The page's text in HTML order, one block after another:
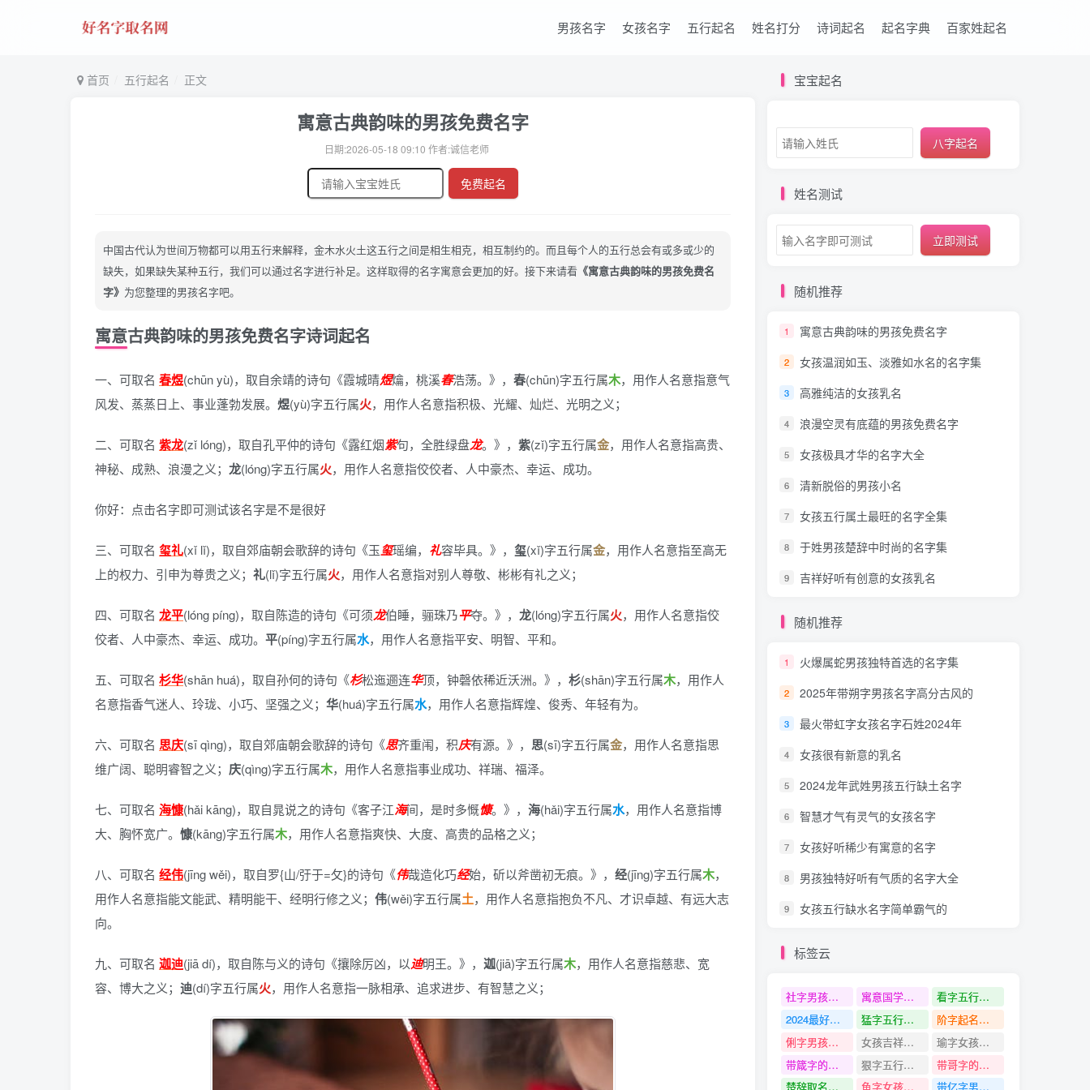
男孩名字 女孩名字 五行起名 姓名打分 诗词起名 起名字典 百家姓起名
首页 五行起名 正文
寓意古典韵味的男孩免费名字
日期:2026-05-18 09:10 作者:诚信老师
免费起名
中国古代认为世间万物都可以用五行来解释，金木水火土这五行之间是相生相克，相互制约的。而且每个人的五行总会有或多或少的
缺失，如果缺失某种五行，我们可以通过名字进行补足。这样取得的名字寓意会更加的好。接下来请看 《寓意古典韵味的男孩免费名
字》 为您整理的男孩名字吧。
寓意古典韵味的男孩免费名字诗词起名
一、可取名 春煜(chūn yù)， 取自余靖的诗句《霞城晴煜爚，桃溪春浩荡。》 ， 春(chūn)字五行属木，用作人名意指意气
风发、蒸蒸日上、事业蓬勃发展。 煜(yù)字五行属火，用作人名意指积极、光耀、灿烂、光明之义；
二、可取名 紫龙(zǐ lóng)， 取自孔平仲的诗句《露红烟紫句，全胜绿盘龙。》 ， 紫(zǐ)字五行属金，用作人名意指高贵、
神秘、成熟、浪漫之义； 龙(lóng)字五行属火，用作人名意指佼佼者、人中豪杰、幸运、成功。
你好：点击名字即可测试该名字是不是很好
三、可取名 玺礼(xǐ lǐ)， 取自郊庙朝会歌辞的诗句《玉玺瑶编， 礼容毕具。》 ， 玺(xǐ)字五行属金，用作人名意指至高无
上的权力、引申为尊贵之义； 礼(lǐ)字五行属火，用作人名意指对别人尊敬、彬彬有礼之义；
四、可取名 龙平(lóng píng)， 取自陈造的诗句《可须龙伯睡，骊珠乃平夺。》 ， 龙(lóng)字五行属火，用作人名意指佼
佼者、人中豪杰、幸运、成功。 平(píng)字五行属水，用作人名意指平安、明智、平和。
五、可取名 杉华(shān huá)， 取自孙何的诗句《杉松迤逦连华顶，钟磬依稀近沃洲。》 ， 杉(shān)字五行属木，用作人
名意指香气迷人、玲珑、小巧、坚强之义； 华(huá)字五行属水，用作人名意指辉煌、俊秀、年轻有为。
六、可取名 思庆(sī qìng)， 取自郊庙朝会歌辞的诗句《思齐重闱，积庆有源。》 ， 思(sī)字五行属金，用作人名意指思
维广阔、聪明睿智之义； 庆(qìng)字五行属木，用作人名意指事业成功、祥瑞、福泽。
七、可取名 海慷(hǎi kāng)， 取自晁说之的诗句《客子江海间，是时多慨慷。》 ， 海(hǎi)字五行属水，用作人名意指博
大、胸怀宽广。 慷(kāng)字五行属木，用作人名意指爽快、大度、高贵的品格之义；
八、可取名 经伟(jīng wěi)， 取自罗{山/弙于=攵}的诗句《伟哉造化巧经始，斫以斧凿初无痕。》 ， 经(jīng)字五行属木，
用作人名意指能文能武、精明能干、经明行修之义； 伟(wěi)字五行属土，用作人名意指抱负不凡、才识卓越、有远大志
向。
九、可取名 迦迪(jiā dí)， 取自陈与义的诗句《攘除厉凶，以迪明王。》 ， 迦(jiā)字五行属木，用作人名意指慈悲、宽
容、博大之义； 迪(dí)字五行属火，用作人名意指一脉相承、追求进步、有智慧之义；
宝宝起名
八字起名
姓名测试
立即测试
随机推荐
1 寓意古典韵味的男孩免费名字
2 女孩温润如玉、淡雅如水名的名字集
3 高雅纯洁的女孩乳名
4 浪漫空灵有底蕴的男孩免费名字
5 女孩极具才华的名字大全
6 清新脱俗的男孩小名
7 女孩五行属土最旺的名字全集
8 于姓男孩楚辞中时尚的名字集
9 吉祥好听有创意的女孩乳名
随机推荐
1 火爆属蛇男孩独特首选的名字集
2 2025年带朔字男孩名字高分古风的
3 最火带虹字女孩名字石姓2024年
4 女孩很有新意的乳名
5 2024龙年武姓男孩五行缺土名字
6 智慧才气有灵气的女孩名字
7 女孩好听稀少有寓意的名字
8 男孩独特好听有气质的名字大全
9 女孩五行缺水名字简单霸气的
标签云
社字男孩名字大全 寓意国学底蕴的男孩名字
看字五行是什么
2024最好听的女孩名字
猛字五行是什么
阶字起名寓意
俐字男孩名字推荐
女孩吉祥吉利的名字
瑜字女孩名字大全
带箴字的名字
狠字五行是什么
带哥字的名字
楚辞取名霸气一点的女孩名字
鱼字女孩名字大全 带亿字男孩名字